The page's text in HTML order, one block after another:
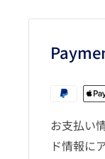
お支払い
ド情報に